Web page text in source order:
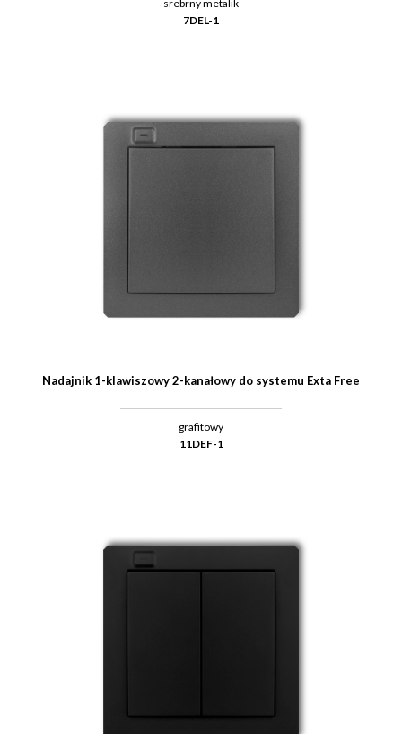
srebrny metalik
7DEL-1
Nadajnik 1-klawiszowy 2-kanałowy do systemu Exta Free
grafitowy
11DEF-1